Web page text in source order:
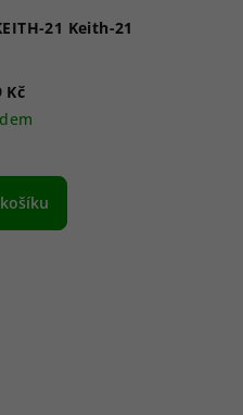
21 Keith-21
Kč